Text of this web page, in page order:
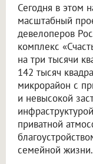
Сегодня в этом
масштабный
девелоперов
комплекс
на три тысячи
142 тысяч
микрорайон с
и невысокой
приватной
семейной жизни.